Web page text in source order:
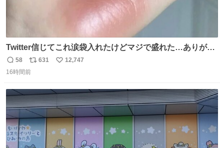
Twitter信じてこれ涙袋入れたけどマジで盛れた…ありがと
う…
返
信
58
リ
ポ
ト
数
631
い
数
12,747
16時間前